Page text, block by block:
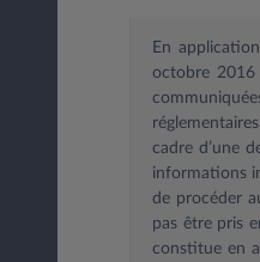
En
octobre 2016
cadre d’une
informations
de procéder
pas être pris
constitue en